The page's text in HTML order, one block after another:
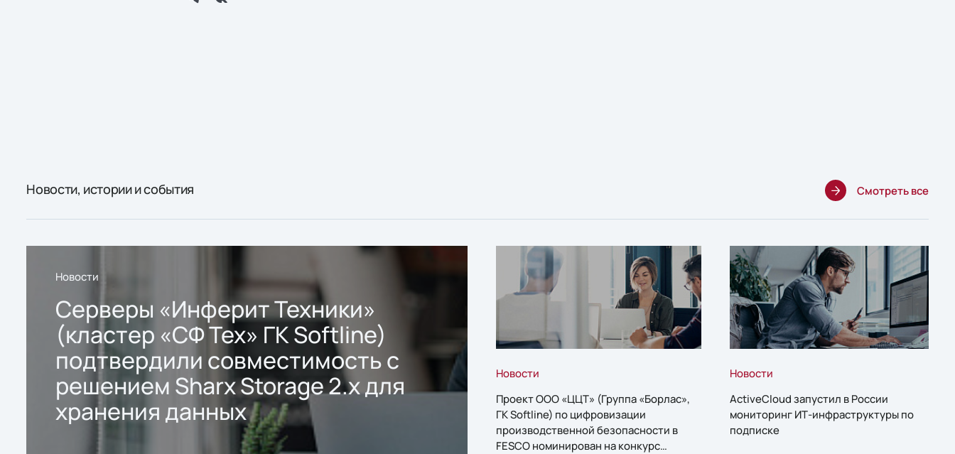
Новости, истории и события Смотреть все
Новости
Серверы «Инферит Техники»
(кластер «СФ Тех» ГК Softline)
подтвердили совместимость с
решением Sharx Storage 2.x для
хранения данных
Новости
Проект ООО «ЦЦТ» (Группа «Борлас»,
ГК Softline) по цифровизации
производственной безопасности в
FESCO номинирован на конкурс
Новости
ActiveCloud запустил в России
мониторинг ИТ-инфраструктуры по
подписке